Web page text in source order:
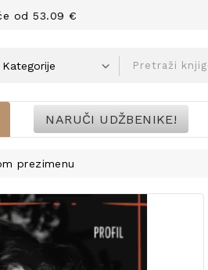
od 53.09 €
NARUČI UDŽBENIKE!
prezimenu